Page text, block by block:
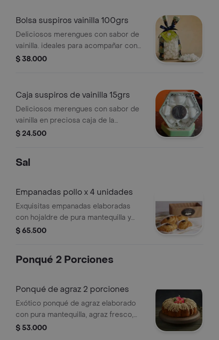
Bolsa suspiros vainilla 100grs
Deliciosos merengues con sabor de
vainilla. ideales para acompañar con
nuestras salsas o helados.
$ 38.000
Caja suspiros de vainilla 15grs
Deliciosos merengues con sabor de
vainilla en preciosa caja de la
colección cascabel. un regalo
presentación 15grs
$ 24.500
Sal
Empanadas pollo x 4 unidades
Exquisitas empanadas elaboradas
con hojaldre de pura mantequilla y
rellenas con suave salsa bechamel,
cartón color kraft con sticker dorado
empanada
$ 65.500
Ponqué 2 Porciones
Ponqué de agraz 2 porciones
Exótico ponqué de agraz elaborado
con pura mantequilla, agraz fresco,
semilla de amapola y cubierto con una
$ 53.000